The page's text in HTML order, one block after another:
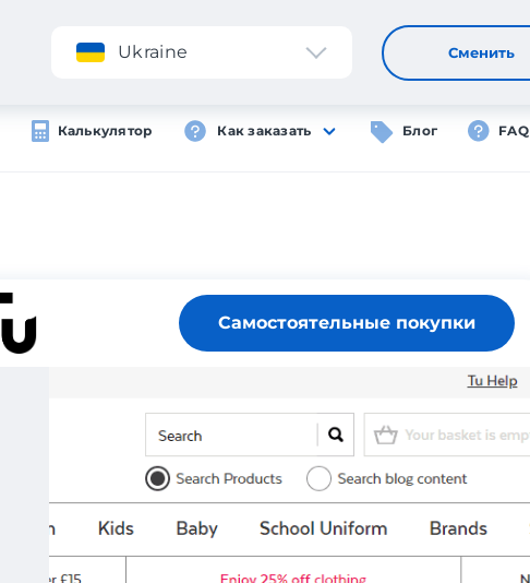
Приложение Регистрация Вход
Калькулятор Как заказать Блог FAQ
Ukraine Сменить
Самостоятельные покупки